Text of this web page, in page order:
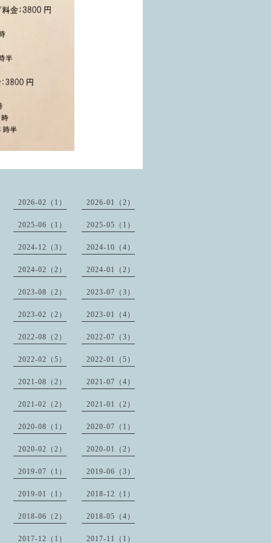
2026-02（1） 2026-01（2）
2025-06（1） 2025-05（1）
2024-12（3） 2024-10（4）
2024-02（2） 2024-01（2）
2023-08（2） 2023-07（3）
2023-02（2） 2023-01（4）
2022-08（2） 2022-07（3）
2022-02（5） 2022-01（5）
2021-08（2） 2021-07（4）
2021-02（2） 2021-01（2）
2020-08（1） 2020-07（1）
2020-02（2） 2020-01（2）
2019-07（1） 2019-06（3）
2019-01（1） 2018-12（1）
2018-06（2） 2018-05（4）
2017-12（1） 2017-11（1）